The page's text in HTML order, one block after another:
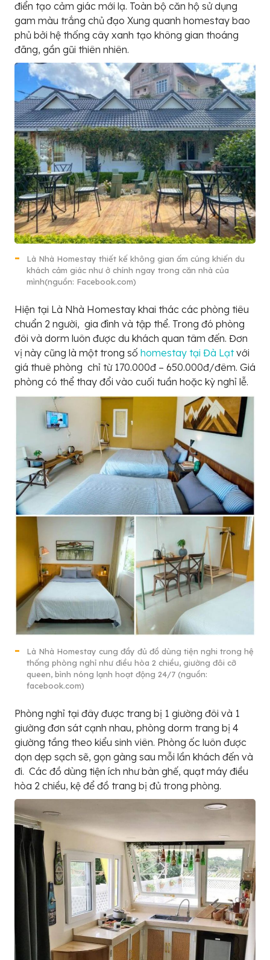
điển tạo cảm giác mới lạ. Toàn bộ căn hộ sử dụng
gam màu trắng chủ đạo Xung quanh homestay bao
phủ bởi hệ thống cây xanh tạo không gian thoáng
đãng, gần gũi thiên nhiên.
Là Nhà Homestay thiết kế không gian ấm cúng khiến du
khách cảm giác như ở chính ngay trong căn nhà của
mình(nguồn: Facebook.com)
Hiện tại Là Nhà Homestay khai thác các phòng tiêu
chuẩn 2 người, gia đình và tập thể. Trong đó phòng
đôi và dorm luôn được du khách quan tâm đến. Đơn
vị này cũng là một trong số homestay tại Đà Lạtvới
giá thuê phòng chỉ từ 170.000đ – 650.000đ/đêm. Giá
phòng có thể thay đổi vào cuối tuần hoặc kỳ nghỉ lễ.
Là Nhà Homestay cung đầy đủ đồ dùng tiện nghi trong hệ
thống phòng nghỉ như điều hòa 2 chiều, giường đôi cỡ
queen, bình nóng lạnh hoạt động 24/7 (nguồn:
facebook.com)
Phòng nghỉ tại đây được trang bị 1 giường đôi và 1
giường đơn sát cạnh nhau, phòng dorm trang bị 4
giường tầng theo kiểu sinh viên. Phòng ốc luôn được
dọn dẹp sạch sẽ, gọn gàng sau mỗi lần khách đến và
đi. Các đồ dùng tiện ích như bàn ghế, quạt máy điều
hòa 2 chiều, kệ để đồ trang bị đủ trong phòng.